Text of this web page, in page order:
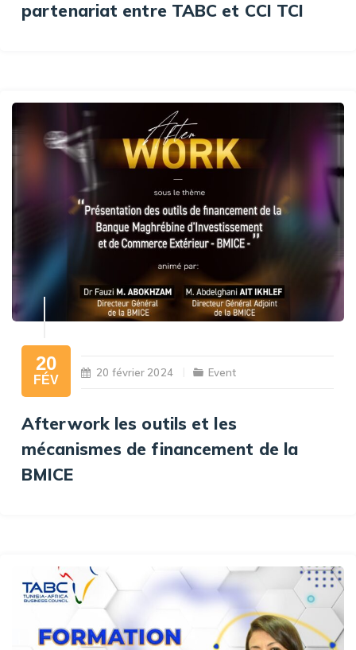
partenariat entre TABC et CCI TCI
20
FÉV
20 février 2024 Event
Afterwork les outils et les
mécanismes de financement de la
BMICE